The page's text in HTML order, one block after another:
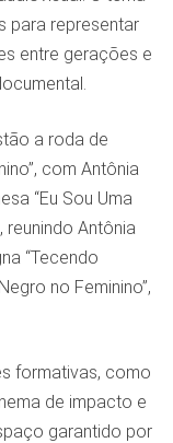
para representar
entre gerações e
a roda de
com Antônia
“Eu Sou Uma
reunindo Antônia
“Tecendo
no Feminino”,
formativas, como
de impacto e
garantido por